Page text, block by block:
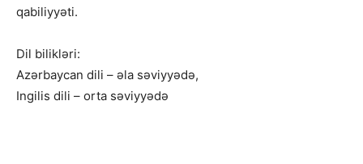
qabiliyyəti.
Dil bilikləri:
Azərbaycan dili – əla səviyyədə,
Ingilis dili – orta səviyyədə